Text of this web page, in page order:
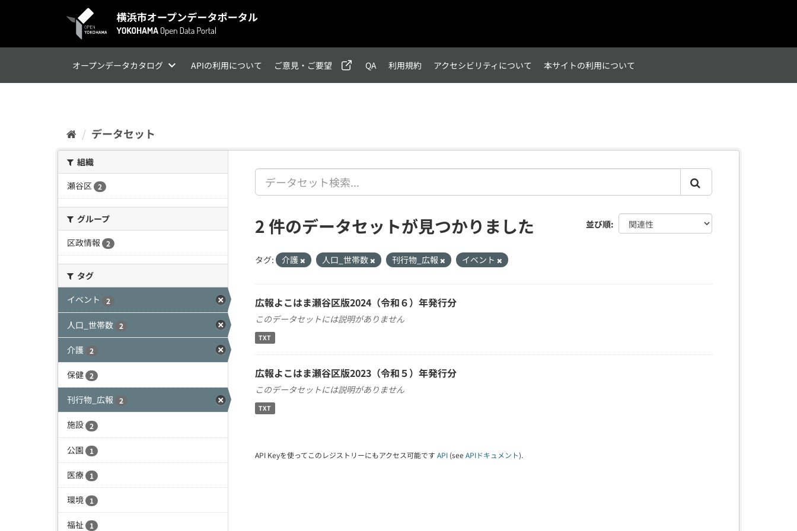
オープンデータカタログ APIの利用について ご意見・ご要望 QA 利用規約 アクセシビリティについて 本サイトの利用について
データセット
組織
瀬谷区 2
グループ
区政情報
2
タグ
イベント
2
人口_世帯数 2
介護 2
保健 2
刊行物_広報 2
施設 2
公園 1
医療 1
環境 1
福祉 1
並び順
2 件のデータセットが見つかりました
タグ: 介護 人口_世帯数 刊行物_広報 イベント
広報よこはま瀬谷区版2024（令和６）年発行分
このデータセットには説明がありません
TXT
広報よこはま瀬谷区版2023（令和５）年発行分
このデータセットには説明がありません
TXT
API Keyを使ってこのレジストリーにもアクセス可能です API (see APIドキュメント).